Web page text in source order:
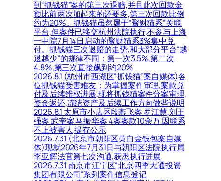
到“抓钱猫”案的第三次退赔,并且此次回款金
额比前两次加起来的还要多,第三次回款比例
约为20%。抓钱猫虽然属于“聚财猫系”关联
平台,但案件已移交杭州法院执行,不参与上海
一中院7月14日启动的聚财猫系3%集中兑
付。抓钱猫三次退赔的走势,和大部分平台“越
退越少”的规律不同：第一次3.5%,第二次
4.8%,第三次直接飙到约20%
2026.8.1 (杭州市西湖区“抓钱猫”案自媒体)各
位抓钱猫受害难友：为掌握案件审理,案款兑
付及后续维权进展,现将抓钱猫案件分案审理,
资金返还,冻结资产及后续工作方向做些说明
2026.8.1 太原市小店区段燕飞案 罗江慧,刘王
强案 武奎案 马振华案 4案案款10余万 因联系
不上被害人,提存公示
2026.7.31 (北京市朝阳区黄白金钱包案自媒
体)现就2026年7月31日与朝阳区法院执行局
李亚辉法官第七次沟通,获悉执行进展
2026.7.31 南京市江宁区“北京四季大通投资
集团有限公司”系列案件信息登记